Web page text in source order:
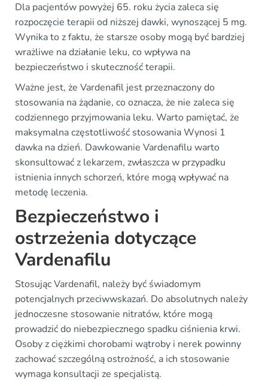
Dla pacjentów powyżej 65. roku życia zaleca się
rozpoczęcie terapii od niższej dawki, wynoszącej 5 mg.
Wynika to z faktu, że starsze osoby mogą być bardziej
wrażliwe na działanie leku, co wpływa na
bezpieczeństwo i skuteczność terapii.
Ważne jest, że Vardenafil jest przeznaczony do
stosowania na żądanie, co oznacza, że nie zaleca się
codziennego przyjmowania leku. Warto pamiętać, że
maksymalna częstotliwość stosowania Wynosi 1
dawka na dzień. Dawkowanie Vardenafilu warto
skonsultować z lekarzem, zwłaszcza w przypadku
istnienia innych schorzeń, które mogą wpływać na
metodę leczenia.
Bezpieczeństwo i
ostrzeżenia dotyczące
Vardenafilu
Stosując Vardenafil, należy być świadomym
potencjalnych przeciwwskazań. Do absolutnych należy
jednoczesne stosowanie nitratów, które mogą
prowadzić do niebezpiecznego spadku ciśnienia krwi.
Osoby z ciężkimi chorobami wątroby i nerek powinny
zachować szczególną ostrożność, a ich stosowanie
wymaga konsultacji ze specjalistą.